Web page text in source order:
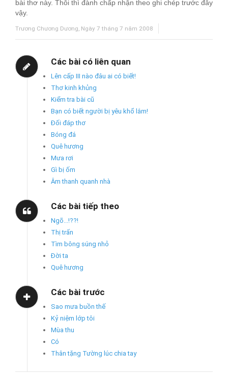
bài thơ này. Thôi thì đành chấp nhận theo ghi chép trước đây
vậy.
Trương Chương Dương, Ngày 7 tháng 7 năm 2008
Các bài có liên quan
Lên cấp III nào đâu ai có biết!
Thơ kinh khủng
Kiểm tra bài cũ
Bạn có biết người bị yêu khổ lắm!
Đối đáp thơ
Bóng đá
Quê hương
Mưa rơi
Gì bị ốm
Âm thanh quanh nhà
Các bài tiếp theo
Ngõ...!??!
Thị trấn
Tìm bông súng nhỏ
Đời ta
Quê hương
Các bài trước
Sao mưa buồn thế
Kỷ niệm lớp tôi
Mùa thu
Có
Thân tặng Tường lúc chia tay